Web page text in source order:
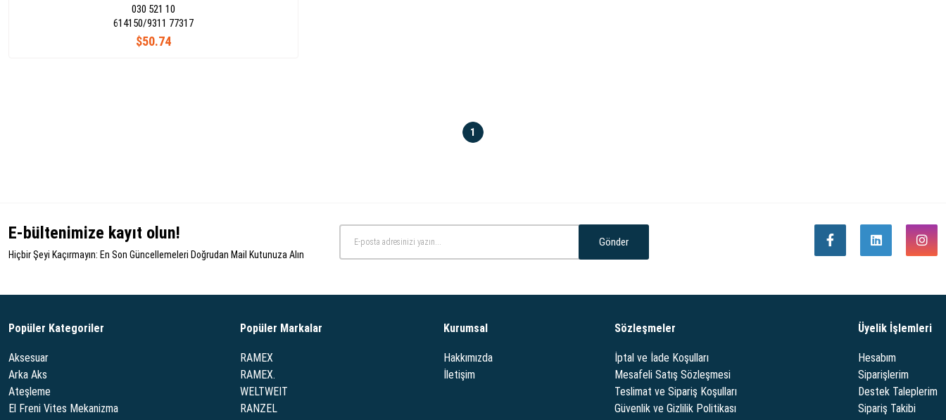
030 521 10
$50.74
614150/9311 77317
1
E-bültenimize kayıt olun!
Hiçbir Şeyi Kaçırmayın: En Son Güncellemeleri Doğrudan Mail Kutunuza Alın
Gönder
Popüler Kategoriler
Aksesuar
Arka Aks
Ateşleme
El Freni Vites Mekanizma
Popüler Markalar
RAMEX
RAMEX.
WELTWEIT
RANZEL
Kurumsal
Hakkımızda
İletişim
Sözleşmeler
İptal ve İade Koşulları
Mesafeli Satış Sözleşmesi
Teslimat ve Sipariş Koşulları
Güvenlik ve Gizlilik Politikası
Üyelik İşlemleri
Hesabım
Siparişlerim
Destek Taleplerim
Sipariş Takibi